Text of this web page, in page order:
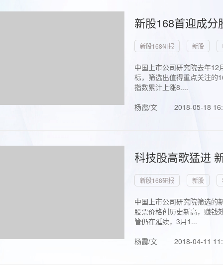
新股168首迎成
新股168研报 新股
中国上市公司研究院去年
标，筛选出值得重点关注的
指数累计上涨8....
杨霞/文
2018-05-18
科技股高歌猛进
新股168研报 新股
中国上市公司研究院筛选的
股票价格创历史新高，赚钱
管仍在延续，3月1...
杨霞/文
2018-04-11